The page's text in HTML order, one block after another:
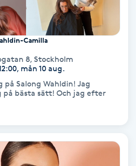
Camilla
8, Stockholm
mån 10 aug.
Salong Wahldin! Jag
på bästa sätt! Och jag efter